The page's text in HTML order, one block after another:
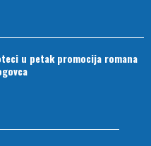
u petak promocija romana